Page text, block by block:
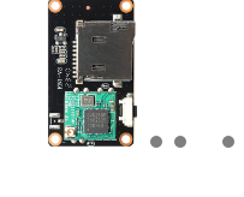
合作中心
联系我们